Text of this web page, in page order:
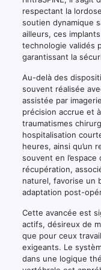
respectant la
soutien dynamique
ailleurs, ces
technologie validés
garantissant la
Au-delà des
souvent réalisée
assistée par
précision accrue et
traumatismes
hospitalisation
heures, ainsi qu’un
souvent en l’espace
récupération,
naturel, favorise un
adaptation post-
Cette avancée est
actifs, désireux de
que pour ceux
exigeants. Le
dans une logique